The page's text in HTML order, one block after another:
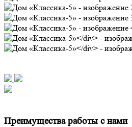
Преимущества работы с нами